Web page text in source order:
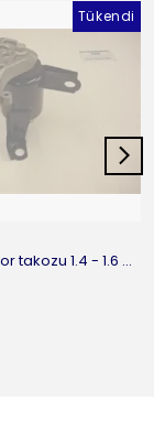
Tükendi
B-max motor takozu 1.4 - 1.6 benzinli 2012-2016 ORJİNAL